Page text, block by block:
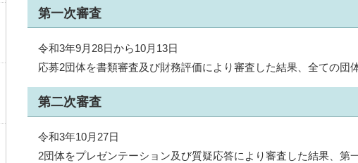
第一次審査
令和3年9月28日から10月13日
応募2団体を書類審査及び財務評価により審査した結果、全ての団
第二次審査
令和3年10月27日
2団体をプレゼンテーション及び質疑応答により審査した結果、第